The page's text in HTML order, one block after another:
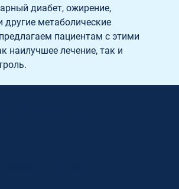
диабет, ожирение,
другие метаболические
пациентам с этими
наилучшее лечение, так и